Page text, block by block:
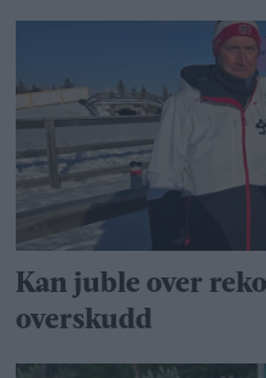
Kan juble over
overskudd